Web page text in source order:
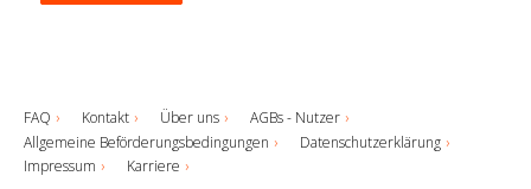
FAQ Kontakt Über uns
AGBs - Nutzer
Allgemeine Beförderungsbedingungen
Datenschutzerklärung
Impressum
Karriere